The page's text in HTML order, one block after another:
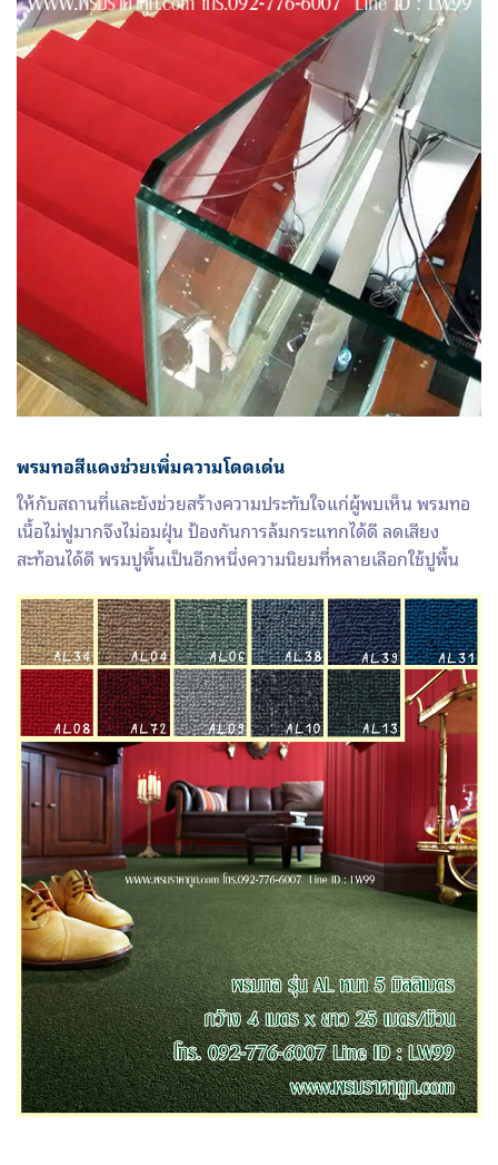
พรมทอสีแดงช่วยเพิ่มความโดดเด่น
ให้กับสถานที่และยังช่วยสร้างความประทับใจแก่ผู้พบเห็น พรมทอ
เนื้อไม่ฟูมากจึงไม่อมฝุ่น ป้องกันการล้มกระแทกได้ดี ลดเสียง
สะท้อนได้ดี พรมปูพื้นเป็นอีกหนึ่งความนิยมที่หลายเลือกใช้ปูพื้น